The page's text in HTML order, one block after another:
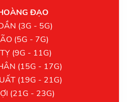
ĐẠO
(3G - 5G)
(5G - 7G)
(9G - 11G)
(15G - 17G)
(19G - 21G)
(21G - 23G)